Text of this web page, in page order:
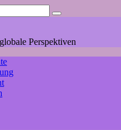
Perspektiven